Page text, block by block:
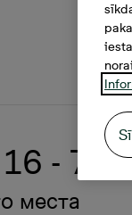
-
места